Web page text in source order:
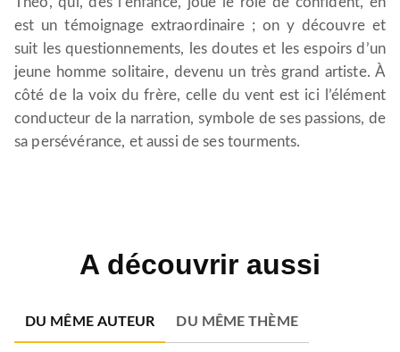
est un témoignage extraordinaire ; on y découvre et
suit les questionnements, les doutes et les espoirs d’un
jeune homme solitaire, devenu un très grand artiste. À
côté de la voix du frère, celle du vent est ici l’élément
conducteur de la narration, symbole de ses passions, de
sa persévérance, et aussi de ses tourments.
A découvrir aussi
DU MÊME AUTEUR DU MÊME THÈME